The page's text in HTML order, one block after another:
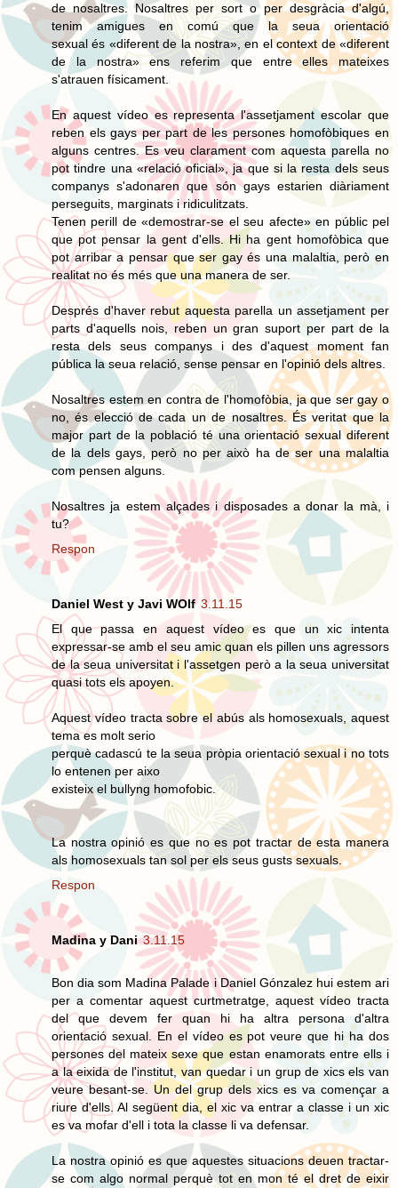
de nosaltres. Nosaltres per sort o per desgràcia d'algú,
tenim amigues en comú que la seua orientació
sexual és «diferent de la nostra», en el context de «diferent
de la nostra» ens referim que entre elles mateixes
s'atrauen físicament.
En aquest vídeo es representa l'assetjament escolar que
reben els gays per part de les persones homofòbiques en
alguns centres. Es veu clarament com aquesta parella no
pot tindre una «relació oficial», ja que si la resta dels seus
companys s'adonaren que són gays estarien diàriament
perseguits, marginats i ridiculitzats.
Tenen perill de «demostrar-se el seu afecte» en públic pel
que pot pensar la gent d'ells. Hi ha gent homofòbica que
pot arribar a pensar que ser gay és una malaltia, però en
realitat no és més que una manera de ser.
Després d'haver rebut aquesta parella un assetjament per
parts d'aquells nois, reben un gran suport per part de la
resta dels seus companys i des d'aquest moment fan
pública la seua relació, sense pensar en l'opinió dels altres.
Nosaltres estem en contra de l'homofòbia, ja que ser gay o
no, és elecció de cada un de nosaltres. És veritat que la
major part de la població té una orientació sexual diferent
de la dels gays, però no per això ha de ser una malaltia
com pensen alguns.
Nosaltres ja estem alçades i disposades a donar la mà, i
tu?
Respon
Daniel West y Javi WOlf 3.11.15
El que passa en aquest vídeo es que un xic intenta
expressar-se amb el seu amic quan els pillen uns agressors
de la seua universitat i l'assetgen però a la seua universitat
quasi tots els apoyen.
Aquest vídeo tracta sobre el abús als homosexuals, aquest
tema es molt serio
perquè cadascú te la seua pròpia orientació sexual i no tots
lo entenen per aixo
existeix el bullyng homofobic.
La nostra opinió es que no es pot tractar de esta manera
als homosexuals tan sol per els seus gusts sexuals.
Respon
Madina y Dani 3.11.15
Bon dia som Madina Palade i Daniel Gónzalez hui estem ari
per a comentar aquest curtmetratge, aquest vídeo tracta
del que devem fer quan hi ha altra persona d'altra
orientació sexual. En el vídeo es pot veure que hi ha dos
persones del mateix sexe que estan enamorats entre ells i
a la eixida de l'institut, van quedar i un grup de xics els van
veure besant-se. Un del grup dels xics es va començar a
riure d'ells. Al següent dia, el xic va entrar a classe i un xic
es va mofar d'ell i tota la classe li va defensar.
La nostra opinió es que aquestes situacions deuen tractar-
se com algo normal perquè tot en mon té el dret de eixir